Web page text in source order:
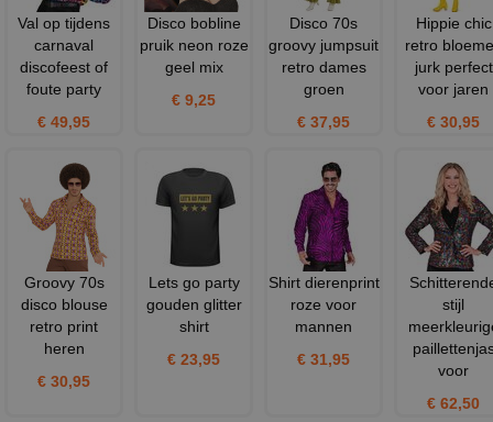
Val op tijdens
carnaval
discofeest of
foute party
€ 49,95
Disco bobline
pruik neon roze
geel mix
€ 9,25
Disco 70s
groovy jumpsuit
retro dames
groen
€ 37,95
Hippie chic
retro
jurk perfect
voor jaren
€ 30,95
Groovy 70s
disco blouse
retro print
heren
€ 30,95
Lets go party
gouden glitter
shirt
€ 23,95
Shirt dierenprint
roze voor
mannen
€ 31,95
stijl
voor
€ 62,50